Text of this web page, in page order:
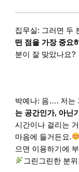
집무실: 그러면 두
떤 점을 가장 중요
분이 잘 맞았나요?
박예나: 음…. 저는
는 공간인가, 아닌
시간이나 걸리는
마음에 들거든요.
으면 이용하기에
그린그린한 분